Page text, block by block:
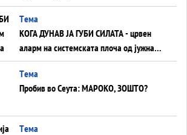
ВНУЦИ ДА ГИ ЗАМЕНАТ
Tема
КОГА ДУНАВ ЈА ГУБИ СИЛАТА - црвен
аларм на системската плоча од јужна
Германија до Црното Море...
Tема
Пробив во Сеута: МАРОКО, ЗОШТО?
Tема